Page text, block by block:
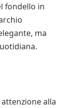
fondello in
ma
alla